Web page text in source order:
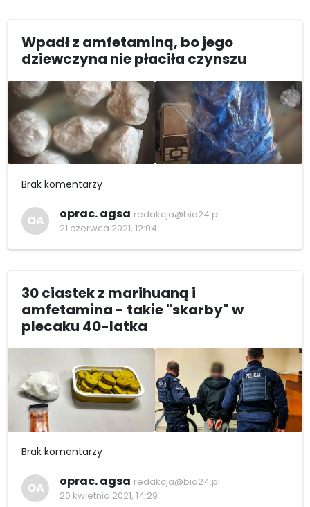
Wpadł z amfetaminą, bo jego
dziewczyna nie płaciła czynszu
Brak komentarzy
OA oprac. agsa redakcja@bia24.pl
21 czerwca 2021, 12:04
30 ciastek z marihuaną i
amfetamina - takie "skarby" w
plecaku 40-latka
Brak komentarzy
OA oprac. agsa redakcja@bia24.pl
20 kwietnia 2021, 14:29